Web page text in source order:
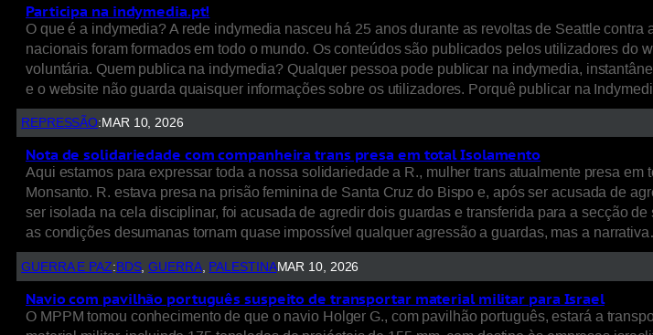
Participa na indymedia.pt!
O que é a indymedia? A rede indymedia nasceu há 25 anos durante as revoltas de Seattle
nacionais foram formados em todo o mundo. Os conteúdos são publicados pelos utilizadores
voluntária. Quem publica na indymedia? Qualquer pessoa pode publicar na indymedia,
e o website não guarda quaisquer informações sobre os utilizadores. Porquê publicar na
REPRESSÃO: MAR 10, 2026
Nota de solidariedade com companheira trans presa em total Isolamento
Aqui estamos para expressar toda a nossa solidariedade a R., mulher trans atualmente presa
Monsanto. R. estava presa na prisão feminina de Santa Cruz do Bispo e, após ser acusada de
ser isolada na cela disciplinar, foi acusada de agredir dois guardas e transferida para a secção
as condições desumanas tornam quase impossível qualquer agressão a guardas, mas a
GUERRA E PAZ:BDS, GUERRA, PALESTINAMAR 10, 2026
Navio com pavilhão português suspeito de transportar material militar para Israel
O MPPM tomou conhecimento de que o navio Holger G., com pavilhão português, estará a